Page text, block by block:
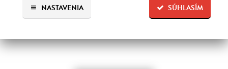
SÚHLASÍM
NASTAVENIA